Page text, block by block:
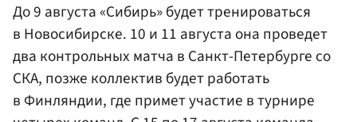
До 9 августа «Сибирь» будет тренироваться
в Новосибирске. 10 и 11 августа она проведет
два контрольных матча в Санкт-Петербурге со
СКА, позже коллектив будет работать
в Финляндии, где примет участие в турнире